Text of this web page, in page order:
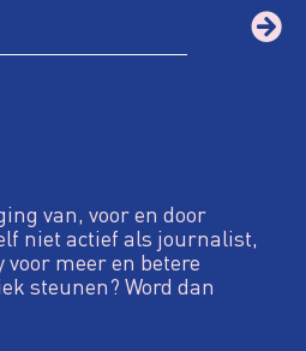
van, voor en door
niet actief als journalist,
meer en betere
steunen? Word dan